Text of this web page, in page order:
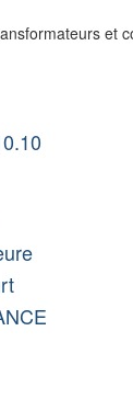
et